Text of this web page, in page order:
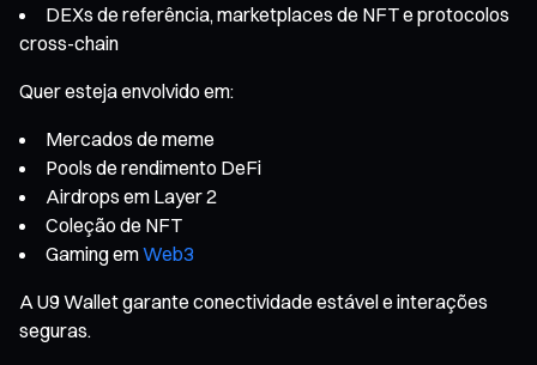
DEXs de referência, marketplaces de NFT e protocolos
cross-chain
Quer esteja envolvido em:
Mercados de meme
Pools de rendimento DeFi
Airdrops em Layer 2
Coleção de NFT
Gaming emWeb3
A U9 Wallet garante conectividade estável e interações
seguras.